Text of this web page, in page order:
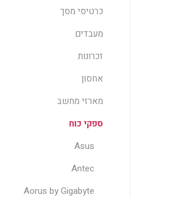
כרטיסי מסך
מעבדים
זכרונות
אחסון
מארזי מחשב
ספקי כוח
Asus
Antec
Aorus by Gigabyte